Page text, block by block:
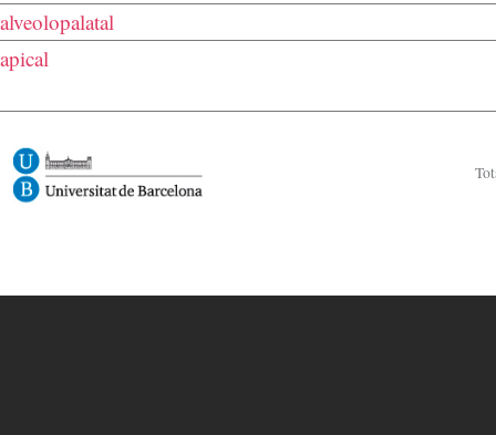
alveolopalatal
apical
Image